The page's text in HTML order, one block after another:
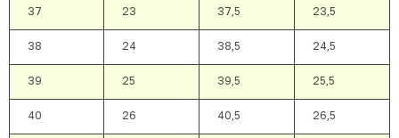
37 23 37,5 23,5
38 24 38,5 24,5
39 25 39,5 25,5
40 26 40,5 26,5